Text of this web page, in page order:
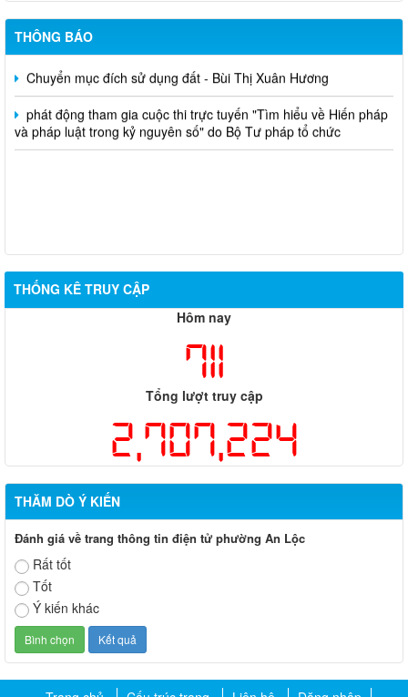
THÔNG BÁO
Quyết định chuyển mục đích - nguyễn văn nhân
Chuyển mục đích sử dụng đất - Bùi Thị Xuân Hương
phát động tham gia cuộc thi trực tuyến "Tìm hiểu về Hiến pháp
và pháp luật trong kỷ nguyên số" do Bộ Tư pháp tổ chức
THỐNG KÊ TRUY CẬP
Hôm nay
711
Tổng lượt truy cập
2,707,224
THĂM DÒ Ý KIẾN
Đánh giá về trang thông tin điện tử phường An Lộc
Rất tốt
Tốt
Ý kiến khác